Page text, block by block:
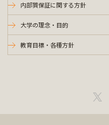
内部質保証に関する方針
大学の理念・目的
教育目標・各種方針